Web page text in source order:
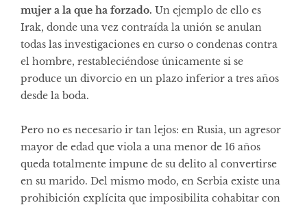
mujer a la que ha forzado. Un ejemplo de ello es
Irak, donde una vez contraída la unión se anulan
todas las investigaciones en curso o condenas contra
el hombre, restableciéndose únicamente si se
produce un divorcio en un plazo inferior a tres años
desde la boda.
Pero no es necesario ir tan lejos: en Rusia, un agresor
mayor de edad que viola a una menor de 16 años
queda totalmente impune de su delito al convertirse
en su marido. Del mismo modo, en Serbia existe una
prohibición explícita que imposibilita cohabitar con